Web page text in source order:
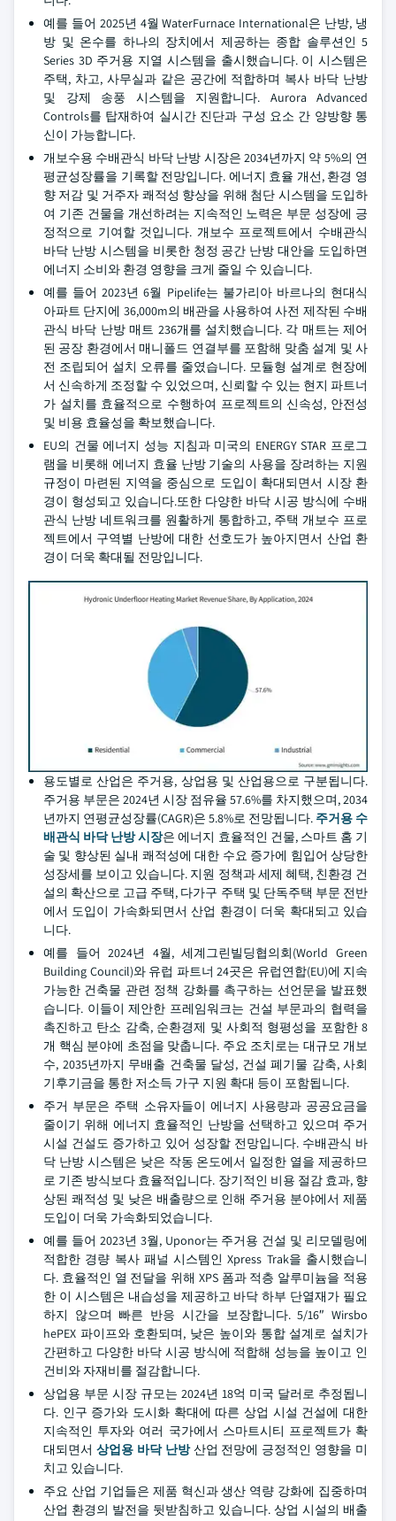
예를 들어 2025년 4월 WaterFurnace International은 난방, 냉
방 및 온수를 하나의 장치에서 제공하는 종합 솔루션인 5
Series 3D 주거용 지열 시스템을 출시했습니다. 이 시스템은
주택, 차고, 사무실과 같은 공간에 적합하며 복사 바닥 난방
및 강제 송풍 시스템을 지원합니다. Aurora Advanced
Controls를 탑재하여 실시간 진단과 구성 요소 간 양방향 통
신이 가능합니다.
개보수용 수배관식 바닥 난방 시장은 2034년까지 약 5%의 연
평균성장률을 기록할 전망입니다. 에너지 효율 개선, 환경 영
향 저감 및 거주자 쾌적성 향상을 위해 첨단 시스템을 도입하
여 기존 건물을 개선하려는 지속적인 노력은 부문 성장에 긍
정적으로 기여할 것입니다. 개보수 프로젝트에서 수배관식
바닥 난방 시스템을 비롯한 청정 공간 난방 대안을 도입하면
에너지 소비와 환경 영향을 크게 줄일 수 있습니다.
예를 들어 2023년 6월 Pipelife는 불가리아 바르나의 현대식
아파트 단지에 36,000m의 배관을 사용하여 사전 제작된 수배
관식 바닥 난방 매트 236개를 설치했습니다. 각 매트는 제어
된 공장 환경에서 매니폴드 연결부를 포함해 맞춤 설계 및 사
전 조립되어 설치 오류를 줄였습니다. 모듈형 설계로 현장에
서 신속하게 조정할 수 있었으며, 신뢰할 수 있는 현지 파트너
가 설치를 효율적으로 수행하여 프로젝트의 신속성, 안전성
및 비용 효율성을 확보했습니다.
EU의 건물 에너지 성능 지침과 미국의 ENERGY STAR 프로그
램을 비롯해 에너지 효율 난방 기술의 사용을 장려하는 지원
규정이 마련된 지역을 중심으로 도입이 확대되면서 시장 환
경이 형성되고 있습니다.또한 다양한 바닥 시공 방식에 수배
관식 난방 네트워크를 원활하게 통합하고, 주택 개보수 프로
젝트에서 구역별 난방에 대한 선호도가 높아지면서 산업 환
경이 더욱 확대될 전망입니다.
용도별로 산업은 주거용, 상업용 및 산업용으로 구분됩니다.
주거용 부문은 2024년 시장 점유율 57.6%를 차지했으며, 2034
년까지 연평균성장률(CAGR)은 5.8%로 전망됩니다. 주거용 수
배관식 바닥 난방 시장은 에너지 효율적인 건물, 스마트 홈 기
술 및 향상된 실내 쾌적성에 대한 수요 증가에 힘입어 상당한
성장세를 보이고 있습니다. 지원 정책과 세제 혜택, 친환경 건
설의 확산으로 고급 주택, 다가구 주택 및 단독주택 부문 전반
에서 도입이 가속화되면서 산업 환경이 더욱 확대되고 있습
니다.
예를 들어 2024년 4월, 세계그린빌딩협의회(World Green
Building Council)와 유럽 파트너 24곳은 유럽연합(EU)에 지속
가능한 건축물 관련 정책 강화를 촉구하는 선언문을 발표했
습니다. 이들이 제안한 프레임워크는 건설 부문과의 협력을
촉진하고 탄소 감축, 순환경제 및 사회적 형평성을 포함한 8
개 핵심 분야에 초점을 맞춥니다. 주요 조치로는 대규모 개보
수, 2035년까지 무배출 건축물 달성, 건설 폐기물 감축, 사회
기후기금을 통한 저소득 가구 지원 확대 등이 포함됩니다.
주거 부문은 주택 소유자들이 에너지 사용량과 공공요금을
줄이기 위해 에너지 효율적인 난방을 선택하고 있으며 주거
시설 건설도 증가하고 있어 성장할 전망입니다. 수배관식 바
닥 난방 시스템은 낮은 작동 온도에서 일정한 열을 제공하므
로 기존 방식보다 효율적입니다. 장기적인 비용 절감 효과, 향
상된 쾌적성 및 낮은 배출량으로 인해 주거용 분야에서 제품
도입이 더욱 가속화되었습니다.
예를 들어 2023년 3월, Uponor는 주거용 건설 및 리모델링에
적합한 경량 복사 패널 시스템인 Xpress Trak을 출시했습니
다. 효율적인 열 전달을 위해 XPS 폼과 적층 알루미늄을 적용
한 이 시스템은 내습성을 제공하고 바닥 하부 단열재가 필요
하지 않으며 빠른 반응 시간을 보장합니다. 5/16″ Wirsbo
hePEX 파이프와 호환되며, 낮은 높이와 통합 설계로 설치가
간편하고 다양한 바닥 시공 방식에 적합해 성능을 높이고 인
건비와 자재비를 절감합니다.
상업용 부문 시장 규모는 2024년 18억 미국 달러로 추정됩니
다. 인구 증가와 도시화 확대에 따른 상업 시설 건설에 대한
지속적인 투자와 여러 국가에서 스마트시티 프로젝트가 확
대되면서 상업용 바닥 난방산업 전망에 긍정적인 영향을 미
치고 있습니다.
주요 산업 기업들은 제품 혁신과 생산 역량 강화에 집중하며
산업 환경의 발전을 뒷받침하고 있습니다. 상업 시설의 배출